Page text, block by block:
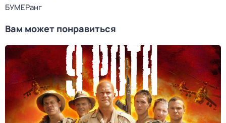
БУМЕРанг
Вам может понравиться